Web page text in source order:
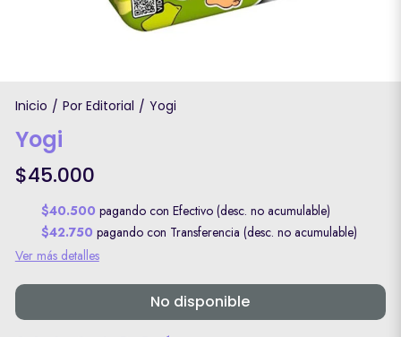
Inicio / Por Editorial / Yogi
Yogi
$45.000
$40.500 pagando con Efectivo (desc. no acumulable)
$42.750 pagando con Transferencia (desc. no acumulable)
Ver más detalles
No disponible